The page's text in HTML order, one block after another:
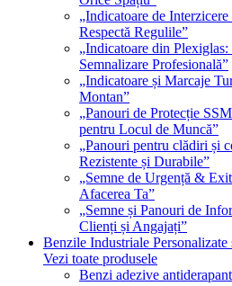
„Indicatoare de
Respectă Regulile”
„Indicatoare din
Semnalizare Profesională”
„Indicatoare și Marcaje
Montan”
„Panouri de Protecție
pentru Locul de Muncă”
„Panouri pentru clădiri și
Rezistente și Durabile”
„Semne de Urgență &
Afacerea Ta”
„Semne și Panouri de
Clienți și Angajați”
Benzile Industriale
Vezi toate produsele
Benzi adezive